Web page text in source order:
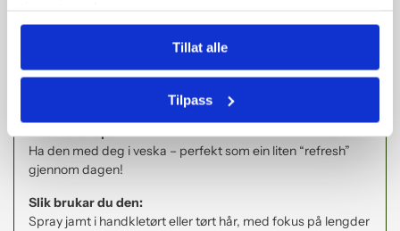
Tillat alle
Tilpass
Difor vil du elska den:
✨ Lett spray som ikkje tynger håret
✨ Gir fukt og glans
✨ Beskyttar mot sol og ytre påverknad 🌿
Ha den med deg i veska – perfekt som ein liten “refresh”
gjennom dagen!
Slik brukar du den:
Spray jamt i handkletørt eller tørt hår, med fokus på lengder